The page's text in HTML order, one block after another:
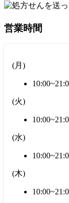
営業時間
(月 )
(火)
(水)
(木)